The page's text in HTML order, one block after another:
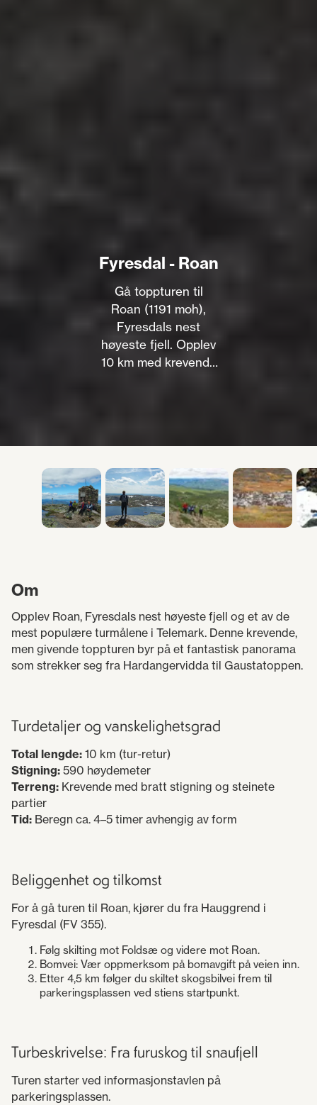
Fyresdal - Roan
Gå toppturen til
Roan (1191 moh),
Fyresdals nest
høyeste fjell. Opplev
10 km med krevende
Om
Opplev Roan, Fyresdals nest høyeste fjell og et av de
mest populære turmålene i Telemark. Denne krevende,
men givende toppturen byr på et fantastisk panorama
som strekker seg fra Hardangervidda til Gaustatoppen.
Turdetaljer og vanskelighetsgrad
Total lengde: 10 km (tur-retur)
Stigning: 590 høydemeter
Terreng: Krevende med bratt stigning og steinete
partier
Tid: Beregn ca. 4–5 timer avhengig av form
Beliggenhet og tilkomst
For å gå turen til Roan, kjører du fra Hauggrend i
Fyresdal (FV 355).
Følg skilting mot Foldsæ og videre mot Roan.
Bomvei: Vær oppmerksom på bomavgift på veien inn.
Etter 4,5 km følger du skiltet skogsbilvei frem til
parkeringsplassen ved stiens startpunkt.
Turbeskrivelse: Fra furuskog til snaufjell
Turen starter ved informasjonstavlen på
parkeringsplassen.